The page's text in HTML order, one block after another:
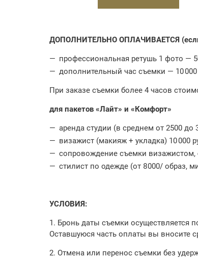
ДОПОЛНИТЕЛЬНО ОПЛАЧИВАЕТСЯ (если
профессиональная ретушь 1 фото —
дополнительный час съемки — 10 000
При заказе съемки более 4 часов
для пакетов «Лайт» и «Комфорт»
аренда студии (в среднем от 2500 до
визажист (макияж + укладка) 10 000
сопровождение съемки визажистом,
стилист по одежде (от 8000/ образ,
УСЛОВИЯ:
1. Бронь даты съемки осуществляется
Оставшуюся часть оплаты вы вносите
2. Отмена или перенос съемки без